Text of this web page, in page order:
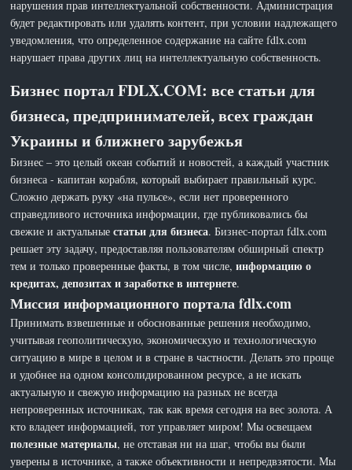
нарушения прав интеллектуальной собственности. Администрация
будет редактировать или удалять контент, при условии надлежащего
уведомления, что определенное содержание на сайте fdlx.com
нарушает права других лиц на интеллектуальную собственность.
Бизнес портал FDLX.COM: все статьи для
бизнеса, предпринимателей, всех граждан
Украины и ближнего зарубежья
Бизнес – это целый океан событий и новостей, а каждый участник
бизнеса - капитан корабля, который выбирает правильный курс.
Сложно держать руку «на пульсе», если нет проверенного
справедливого источника информации, где публиковались бы
свежие и актуальныестатьи для бизнеса. Бизнес-портал fdlx.com
решает эту задачу, предоставляя пользователям обширный спектр
тем и только проверенные факты, в том числе,информацию о
кредитах, депозитах и заработке в интернете.
Миссия информационного портала fdlx.com
Принимать взвешенные и обоснованные решения необходимо,
учитывая геополитическую, экономическую и технологическую
ситуацию в мире в целом и в стране в частности. Делать это проще
и удобнее на одном консолидированном ресурсе, а не искать
актуальную и свежую информацию на разных не всегда
непроверенных источниках, так как время сегодня на вес золота. А
кто владеет информацией, тот управляет миром! Мы освещаем
полезные материалы, не отставая ни на шаг, чтобы вы были
уверены в источнике, а также объективности и непредвзятости. Мы